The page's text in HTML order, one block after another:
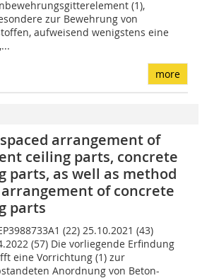
(1),
zur Bewehrung von
aufweisend wenigstens eine
more
arrangement of
ceiling parts, concrete
parts, as well as method
of concrete
parts
(22) 25.10.2021 (43)
(57) Die vorliegende Erfindung
eine Vorrichtung (1) zur
Anordnung von Beton-